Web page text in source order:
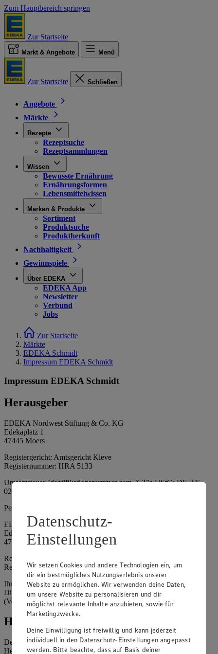
Zum Hauptbereich springen
Zur Startseite
Markt & Angebote Menü
Zur Startseite Schließen
Angebote
Märkte
Rezepte
Rezeptsuche
Rezeptsammlungen
Wissen
Bewusste Ernährung
Ernährungsformen
Lebensmittelwissen
Marken & Produkte
Sortiment
Produktsuche
Produktherkunft
Nachhaltigkeit
Gewinnspiele
Über EDEKA
EDEKA App
Newsletter
Verbund
Jobs
Zur Startseite
Märkte
EDEKA Schmidt
Impressum EDEKA Schmidt
Impressum EDEKA Schmidt
Herausgeber
EDEKA Nordwest Stiftung & Co. KG
Edekaplatz 1
47445 Moers
Registergericht: Amtsgericht Kleve
Registernummer: HRA 5133
Umsatzsteuer-Identifikationsnummer gem. § 27a UStG: DE 335
024 695
Persönlich haftende Gesellschafterin:
EDEKA Nordwest Handelsstiftung e. K.
Edekaplatz 1
47445 Moers
Registergericht: Amtsgericht Kleve
Registernummer: HRA 5132
Ihrerseits vertreten durch: Frank Breuer (Vorstandsvorsitzender),
Dirk Neuhaus (Vorstandsvorsitzender), Peter Wagener
(Vorstandsvorsitzender)
Hinweise
Der Inhalt dieser Website ist urheberrechtlich geschützt. Der
Herausgeber gewährt Ihnen jedoch das Recht, den auf dieser
Datenschutz-
Einstellungen
Wir setzen Cookies und andere Technologien ein, um
dir ein bestmögliches Nutzungserlebnis unserer
Website zu ermöglichen. Wir verwenden deine Daten,
um unsere Website zu personalisieren und dir
möglichst relevante Inhalte anzubieten, sowie für
Marketingzwecke.
Deine Einwilligung ist freiwillig und kann jederzeit
individuell in den Datenschutz-Einstellungen angepasst
werden. Bitte beachte, dass auf Basis deiner